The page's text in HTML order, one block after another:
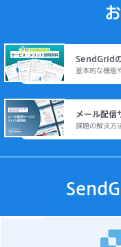
SendGrid
基本的な機能
メール配信
課題の解決方